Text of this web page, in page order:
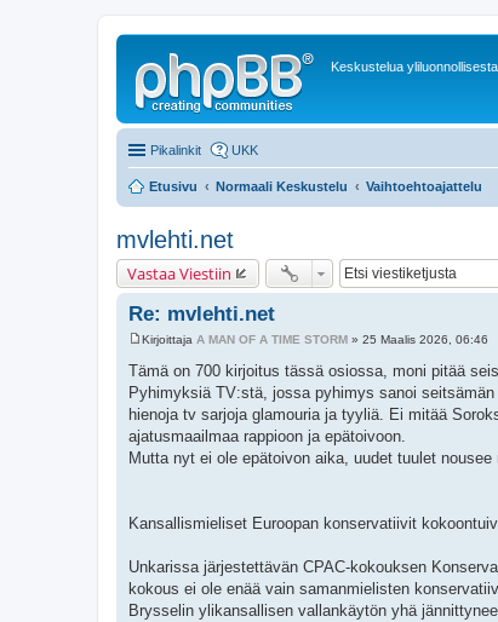
Keskustelua
Pikalinkit UKK
Etusivu Normaali Keskustelu Vaihtoehtoajattelu
mvlehti.net
Vastaa Viestiin
Re: mvlehti.net
i
e
s
i
Kirjoittaja A MAN OF A TIME STORM » 25 Maalis 2026, 06:46
Tämä on 700 kirjoitus tässä osiossa, moni pitää
Pyhimyksiä TV:stä, jossa pyhimys sanoi
hienoja tv sarjoja glamouria ja tyyliä. Ei mitää
ajatusmaailmaa rappioon ja epätoivoon.
Mutta nyt ei ole epätoivon aika, uudet tuulet
Kansallismieliset Euroopan konservatiivit
Unkarissa järjestettävän CPAC-kokouksen
kokous ei ole enää vain samanmielisten
Brysselin ylikansallisen vallankäytön yhä